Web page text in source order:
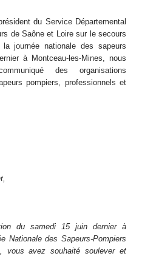
du Service Départemental
de Saône et Loire sur le secours
journée nationale des sapeurs
à Montceau-les-Mines, nous
des organisations
pompiers, professionnels et
du samedi 15 juin dernier à
Nationale des Sapeurs-Pompiers
vous avez souhaité soulever et